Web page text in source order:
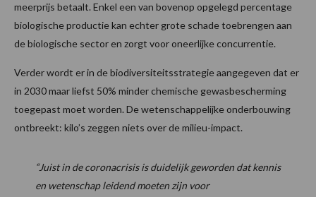
meerprijs betaalt. Enkel een van bovenop opgelegd percentage
biologische productie kan echter grote schade toebrengen aan
de biologische sector en zorgt voor oneerlijke concurrentie.
Verder wordt er in de biodiversiteitsstrategie aangegeven dat er
in 2030 maar liefst 50% minder chemische gewasbescherming
toegepast moet worden. De wetenschappelijke onderbouwing
ontbreekt: kilo’s zeggen niets over de milieu-impact.
“Juist in de coronacrisis is duidelijk geworden dat kennis
en wetenschap leidend moeten zijn voor